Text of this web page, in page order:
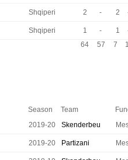
Shqiperi 2 - 2
Shqiperi 1 - 1
64 57 7
Season Team
2019-20 Skenderbeu
2019-20 Partizani